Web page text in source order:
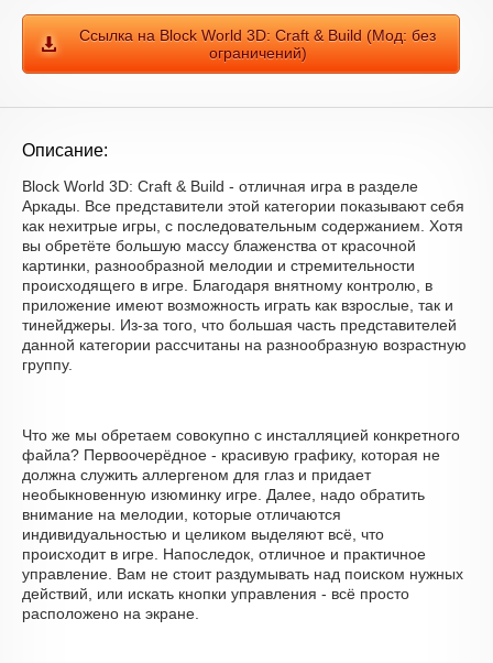
Ссылка на Block World 3D: Craft & Build (Мод: без
ограничений)
Описание:
Block World 3D: Craft & Build - отличная игра в разделе
Аркады. Все представители этой категории показывают себя
как нехитрые игры, с последовательным содержанием. Хотя
вы обретёте большую массу блаженства от красочной
картинки, разнообразной мелодии и стремительности
происходящего в игре. Благодаря внятному контролю, в
приложение имеют возможность играть как взрослые, так и
тинейджеры. Из-за того, что большая часть представителей
данной категории рассчитаны на разнообразную возрастную
группу.
Что же мы обретаем совокупно с инсталляцией конкретного
файла? Первоочерёдное - красивую графику, которая не
должна служить аллергеном для глаз и придает
необыкновенную изюминку игре. Далее, надо обратить
внимание на мелодии, которые отличаются
индивидуальностью и целиком выделяют всё, что
происходит в игре. Напоследок, отличное и практичное
управление. Вам не стоит раздумывать над поиском нужных
действий, или искать кнопки управления - всё просто
расположено на экране.